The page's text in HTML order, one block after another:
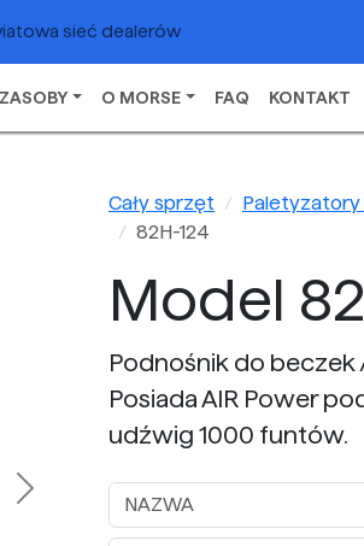
sieć dealerów
ZASOBY O MORSE FAQ KONTAKT
Next
Cały sprzęt
82H-124
Model
Podnośnik do
Posiada AIR Power
udźwig 1000 funtów.